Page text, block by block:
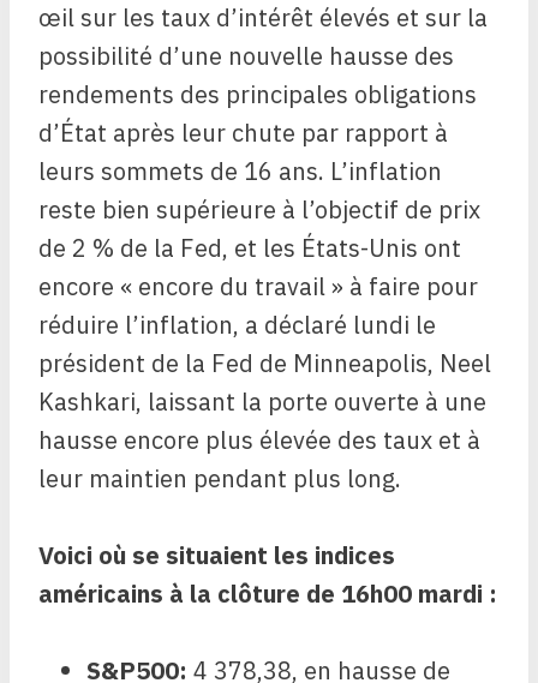
œil sur les taux d’intérêt élevés et sur la
possibilité d’une nouvelle hausse des
rendements des principales obligations
d’État après leur chute par rapport à
leurs sommets de 16 ans. L’inflation
reste bien supérieure à l’objectif de prix
de 2 % de la Fed, et les États-Unis ont
encore « encore du travail » à faire pour
réduire l’inflation, a déclaré lundi le
président de la Fed de Minneapolis, Neel
Kashkari, laissant la porte ouverte à une
hausse encore plus élevée des taux et à
leur maintien pendant plus long.
Voici où se situaient les indices
américains à la clôture de 16h00 mardi :
S&P500: 4 378,38, en hausse de